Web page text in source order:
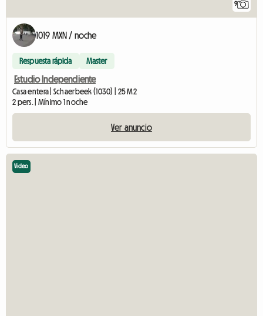
9
1019 MXN / noche
Respuesta rápida Master
Estudio Independiente
Casa entera | Schaerbeek (1030) | 25 M2
2 pers. | Mínimo 1 noche
Ver anuncio
Video